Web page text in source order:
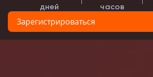
Зарегистрироваться